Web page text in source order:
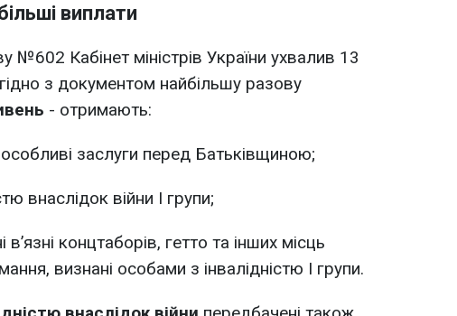
виплати
№602 Кабінет міністрів України ухвалив 13
з документом найбільшу разову
- отримають:
заслуги перед Батьківщиною;
внаслідок війни I групи;
в’язні концтаборів, гетто та інших місць
визнані особами з інвалідністю I групи.